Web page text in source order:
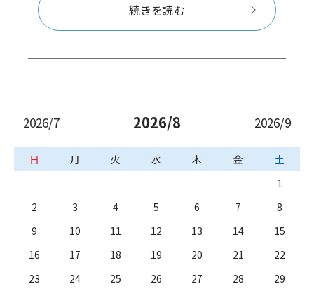
続きを読む
2026/7 2026/8 2026/9
日 月 火 水 木 金
土
1
2
3 4 5 6 7
8
9
10 11 12 13 14
15
16
17 18 19 20 21
22
23
24 25 26 27 28
29